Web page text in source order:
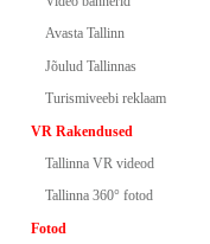
Avasta Tallinn
Jõulud Tallinnas
Turismiveebi reklaam
VR Rakendused
Tallinna VR videod
Tallinna 360° fotod
Fotod